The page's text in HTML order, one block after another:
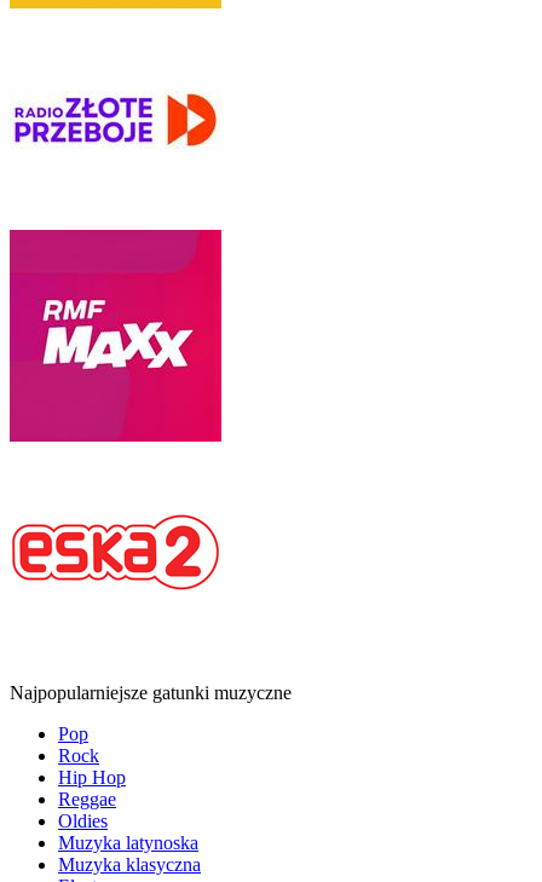
Najpopularniejsze gatunki muzyczne
Pop
Rock
Hip Hop
Reggae
Oldies
Muzyka latynoska
Muzyka klasyczna